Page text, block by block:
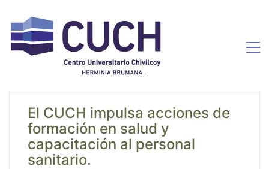
El CUCH impulsa acciones de
formación en salud y
capacitación al personal
sanitario.